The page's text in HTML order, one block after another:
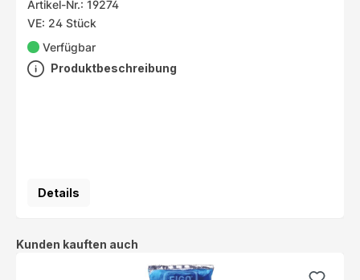
Artikel-Nr.: 19274
VE: 24 Stück
Verfügbar
Produktbeschreibung
Details
Produktgalerie überspringen
Kunden kauften auch